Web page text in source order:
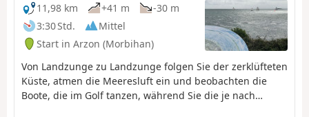
11,98 km
+41 m
-30 m
3:30 Std.
Mittel
Start in Arzon (Morbihan)
Von Landzunge zu Landzunge folgen Sie der zerklüfteten
Küste, atmen die Meeresluft ein und beobachten die
Boote, die im Golf tanzen, während Sie die je nach